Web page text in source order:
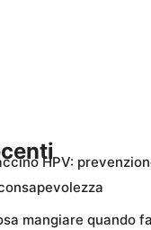
HPV:
mangiare quando fa